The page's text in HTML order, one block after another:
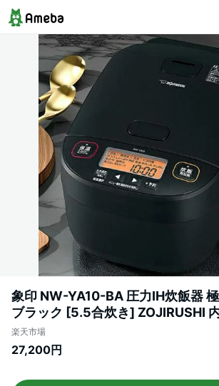
象印 NW-YA10-BA 圧力IH炊飯器
ブラック [5.5合炊き] ZOJIRUSHI
保証 ふっくら もちもち 日本製 メー
証対応 初期不良対応 玄米 新生活 プ
麦ごはん
楽天市場
27,200円